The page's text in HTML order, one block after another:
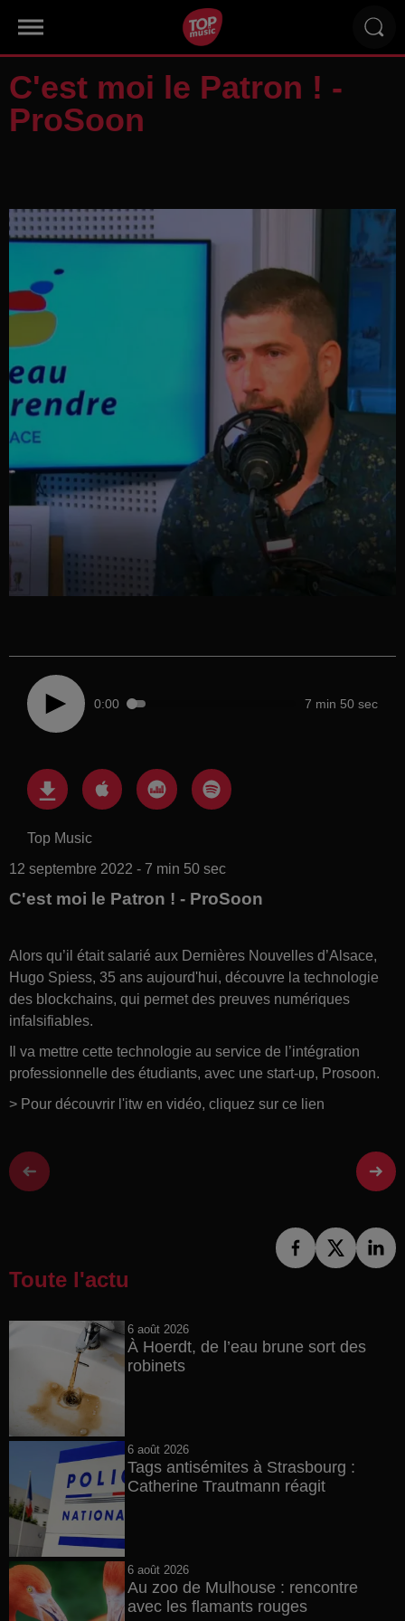
C'est moi le Patron ! -
ProSoon
0:00 7 min 50 sec
Top Music
12 septembre 2022 - 7 min 50 sec
C'est moi le Patron ! - ProSoon
Alors qu’il était salarié aux Dernières Nouvelles d’Alsace,
Hugo Spiess, 35 ans aujourd'hui, découvre la technologie
des blockchains, qui permet des preuves numériques
infalsifiables.
Il va mettre cette technologie au service de l’intégration
professionnelle des étudiants, avec une start-up, Prosoon.
> Pour découvrir l'itw en vidéo, cliquez sur ce lien
Toute l'actu
6 août 2026
À Hoerdt, de l’eau brune sort des
robinets
6 août 2026
Tags antisémites à Strasbourg :
Catherine Trautmann réagit
6 août 2026
Au zoo de Mulhouse : rencontre
avec les flamants rouges